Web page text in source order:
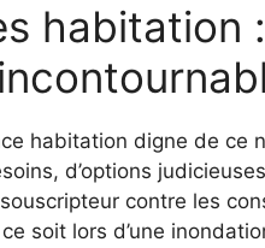
habitation
habitation digne de ce
d’options
contre les
soit lors d’une